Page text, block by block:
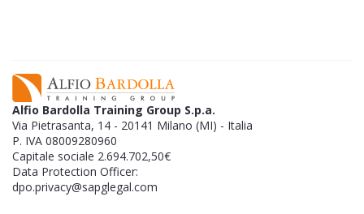
Alfio Bardolla Training Group S.p.a.
Via Pietrasanta, 14 - 20141 Milano (MI) - Italia
P. IVA 08009280960
Capitale sociale 2.694.702,50€
Data Protection Officer:
dpo.privacy@sapglegal.com